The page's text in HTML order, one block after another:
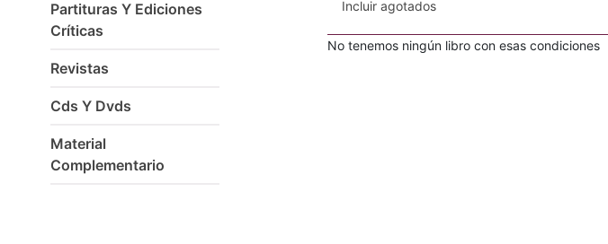
Partituras Y Ediciones
Críticas
Revistas
Cds Y Dvds
Material
Complementario
Incluir agotados
No tenemos ningún libro con esas condiciones